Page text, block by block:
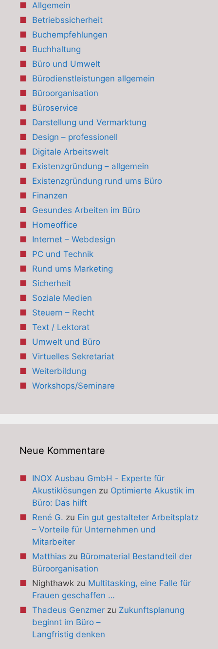
Allgemein
Betriebssicherheit
Buchempfehlungen
Buchhaltung
Büro und Umwelt
Bürodienstleistungen allgemein
Büroorganisation
Büroservice
Darstellung und Vermarktung
Design – professionell
Digitale Arbeitswelt
Existenzgründung – allgemein
Existenzgründung rund ums Büro
Finanzen
Gesundes Arbeiten im Büro
Homeoffice
Internet – Webdesign
PC und Technik
Rund ums Marketing
Sicherheit
Soziale Medien
Steuern – Recht
Text / Lektorat
Umwelt und Büro
Virtuelles Sekretariat
Weiterbildung
Workshops/Seminare
Neue Kommentare
INOX Ausbau GmbH - Experte für
Akustiklösungen zu Optimierte Akustik im
Büro: Das hilft
René G. zu Ein gut gestalteter Arbeitsplatz
– Vorteile für Unternehmen und
Mitarbeiter
Matthias zu Büromaterial Bestandteil der
Büroorganisation
Nighthawkzu Multitasking, eine Falle für
Frauen geschaffen …
Thadeus Genzmerzu Zukunftsplanung
beginnt im Büro –
Langfristig denken